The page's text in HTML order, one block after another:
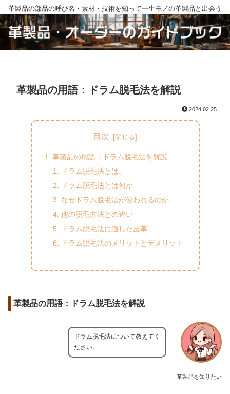
革製品の部品の呼び名・素材・技術を知って一生モノの革製品と出会う
革製品の用語：ドラム脱毛法を解説
2024.02.25
目次
革製品の用語：ドラム脱毛法を解説
ドラム脱毛法とは。
ドラム脱毛法とは何か
なぜドラム脱毛法が使われるのか
他の脱毛方法との違い
ドラム脱毛法に適した皮革
ドラム脱毛法のメリットとデメリット
革製品の用語：ドラム脱毛法を解説
革製品を知りたい
ドラム脱毛法について教えてく
ださい。